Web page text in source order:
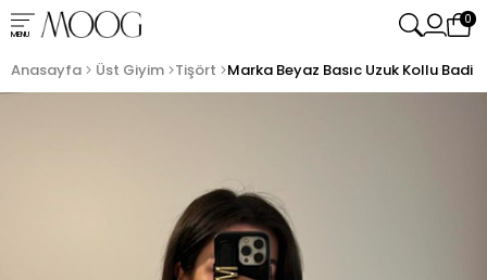
MENU
0
Anasayfa Üst Giyim Tişört Marka Beyaz Basıc Uzuk Kollu Badi